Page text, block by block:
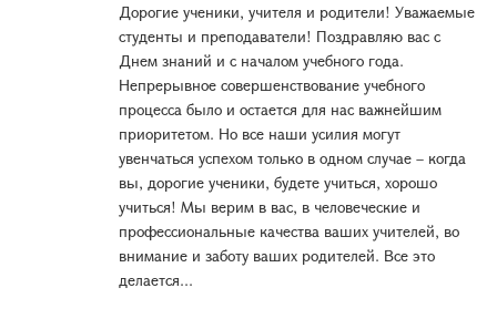
Дорогие ученики, учителя и родители! Уважаемые
студенты и преподаватели! Поздравляю вас с
Днем знаний и с началом учебного года.
Непрерывное совершенствование учебного
процесса было и остается для нас важнейшим
приоритетом. Но все наши усилия могут
увенчаться успехом только в одном случае – когда
вы, дорогие ученики, будете учиться, хорошо
учиться! Мы верим в вас, в человеческие и
профессиональные качества ваших учителей, во
внимание и заботу ваших родителей. Все это
делается...